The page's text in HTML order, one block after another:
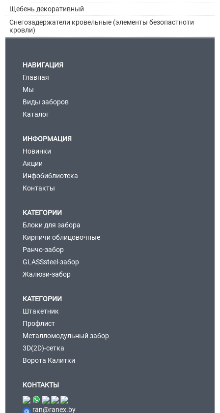
Щебень декоративный
Снегозадержатели кровельные (элементы безопастноти
кровли)
НАВИГАЦИЯ
Главная
Мы
Виды заборов
Каталог
ИНФОРМАЦИЯ
Новинки
Акции
Инфобиблиотека
Контакты
КАТЕГОРИИ
Блоки для забора
Кирпичи облицовочные
Ранчо-забор
GLASSsteel-забор
Жалюзи-забор
КАТЕГОРИИ
Штакетник
Профлист
Металломодульный забор
3D(2D)-сетка
Ворота Калитки
КОНТАКТЫ
ran@ranex.by